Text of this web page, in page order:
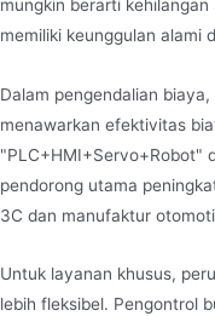
mungkin berarti
memiliki keunggulan alami
Dalam pengendalian
menawarkan efektivitas
"PLC+HMI+Servo+Robot"
pendorong utama
3C dan manufaktur
Untuk layanan khusus,
lebih fleksibel. Pengontrol